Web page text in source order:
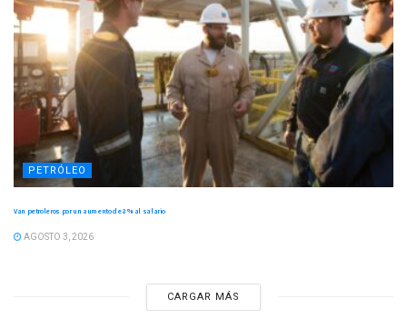
PETRÓLEO
Van petroleros por un aumento de 8 % al salario
AGOSTO 3, 2026
CARGAR MÁS